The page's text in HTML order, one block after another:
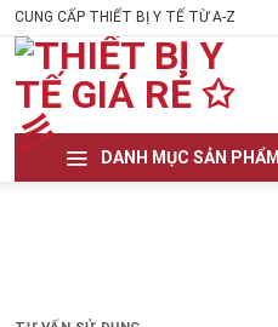
CUNG CẤP THIẾT BỊ Y TẾ TỪ A-Z
DANH MỤC SẢN PHẨM